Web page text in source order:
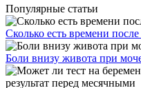
Популярные статьи
Сколько есть времени
Боли внизу живота при